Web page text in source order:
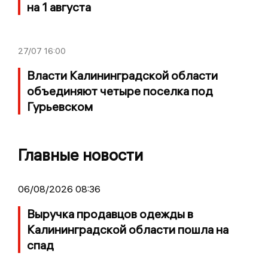
на 1 августа
27/07 16:00
Власти Калининградской области
объединяют четыре поселка под
Гурьевском
Главные новости
06/08/2026 08:36
Выручка продавцов одежды в
Калининградской области пошла на
спад